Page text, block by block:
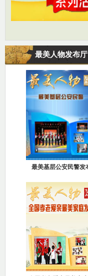
最美人物发布厅